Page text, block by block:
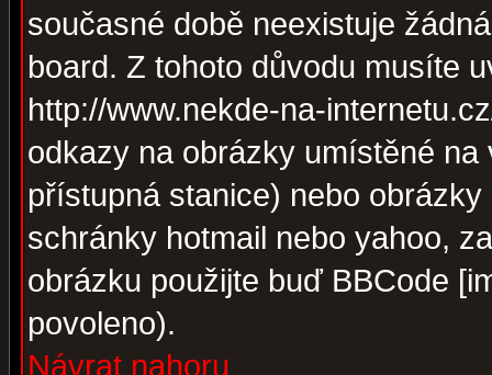
současné době neexistuje
board. Z tohoto důvodu musíte
http://www.nekde-na-
odkazy na obrázky umístěné
přístupná stanice) nebo
schránky hotmail nebo yahoo,
obrázku použijte buď BBCode
povoleno).
Návrat nahoru